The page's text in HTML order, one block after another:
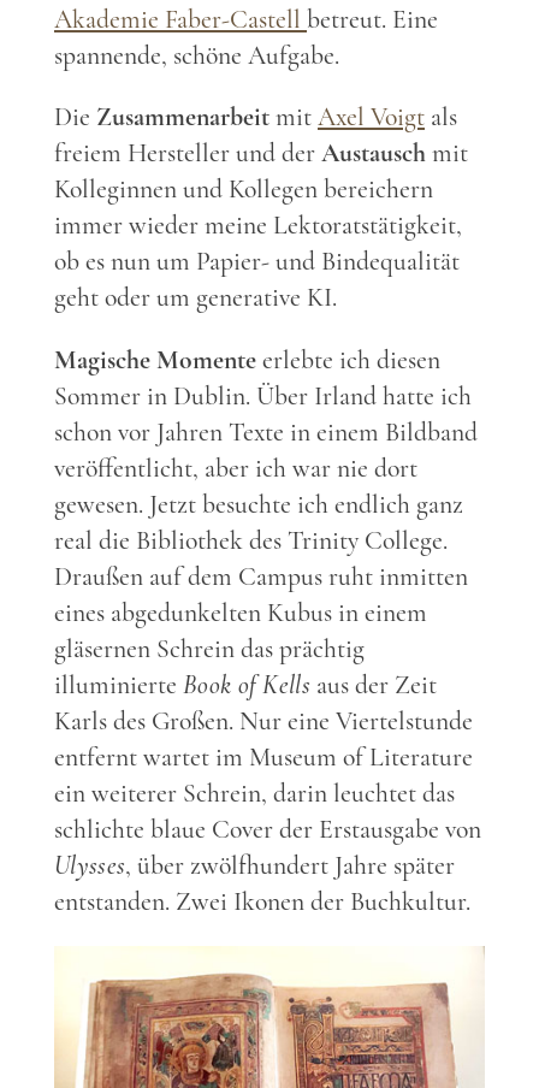
Akademie Faber-Castell betreut. Eine
spannende, schöne Aufgabe.
Die ZusammenarbeitmitAxel Voigt als
freiem Hersteller und derAustauschmit
Kolleginnen und Kollegen bereichern
immer wieder meine Lektoratstätigkeit,
ob es nun um Papier- und Bindequalität
geht oder um generative KI.
Magische Momenteerlebte ich diesen
Sommer in Dublin. Über Irland hatte ich
schon vor Jahren Texte in einem Bildband
veröffentlicht, aber ich war nie dort
gewesen. Jetzt besuchte ich endlich ganz
real die Bibliothek des Trinity College.
Draußen auf dem Campus ruht inmitten
eines abgedunkelten Kubus in einem
gläsernen Schrein das prächtig
illuminierte Book of Kells aus der Zeit
Karls des Großen. Nur eine Viertelstunde
entfernt wartet im Museum of Literature
ein weiterer Schrein, darin leuchtet das
schlichte blaue Cover der Erstausgabe von
Ulysses, über zwölfhundert Jahre später
entstanden. Zwei Ikonen der Buchkultur.